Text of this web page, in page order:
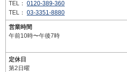
TEL： 0120-389-360
TEL： 03-3351-8880
営業時間
午前10時〜午後7時
定休日
第2日曜